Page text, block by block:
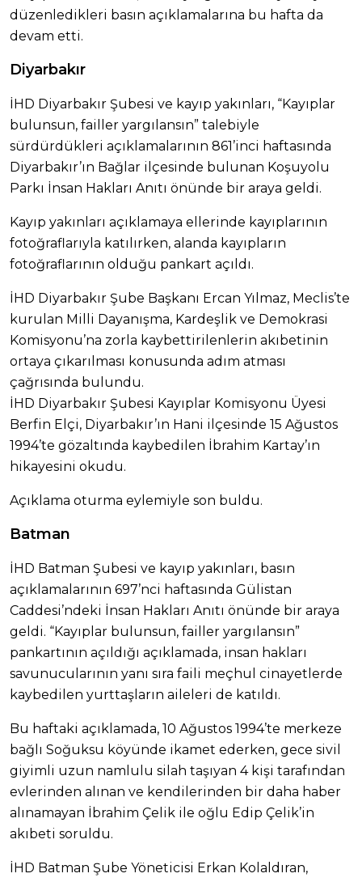
düzenledikleri basın açıklamalarına bu hafta da
devam etti.
Diyarbakır
İHD Diyarbakır Şubesi ve kayıp yakınları, “Kayıplar
bulunsun, failler yargılansın” talebiyle
sürdürdükleri açıklamalarının 861’inci haftasında
Diyarbakır’ın Bağlar ilçesinde bulunan Koşuyolu
Parkı İnsan Hakları Anıtı önünde bir araya geldi.
Kayıp yakınları açıklamaya ellerinde kayıplarının
fotoğraflarıyla katılırken, alanda kayıpların
fotoğraflarının olduğu pankart açıldı.
İHD Diyarbakır Şube Başkanı Ercan Yılmaz, Meclis’te
kurulan Milli Dayanışma, Kardeşlik ve Demokrasi
Komisyonu’na zorla kaybettirilenlerin akıbetinin
ortaya çıkarılması konusunda adım atması
çağrısında bulundu.
İHD Diyarbakır Şubesi Kayıplar Komisyonu Üyesi
Berfin Elçi, Diyarbakır’ın Hani ilçesinde 15 Ağustos
1994’te gözaltında kaybedilen İbrahim Kartay’ın
hikayesini okudu.
Açıklama oturma eylemiyle son buldu.
Batman
İHD Batman Şubesi ve kayıp yakınları, basın
açıklamalarının 697’nci haftasında Gülistan
Caddesi’ndeki İnsan Hakları Anıtı önünde bir araya
geldi. “Kayıplar bulunsun, failler yargılansın”
pankartının açıldığı açıklamada, insan hakları
savunucularının yanı sıra faili meçhul cinayetlerde
kaybedilen yurttaşların aileleri de katıldı.
Bu haftaki açıklamada, 10 Ağustos 1994’te merkeze
bağlı Soğuksu köyünde ikamet ederken, gece sivil
giyimli uzun namlulu silah taşıyan 4 kişi tarafından
evlerinden alınan ve kendilerinden bir daha haber
alınamayan İbrahim Çelik ile oğlu Edip Çelik’in
akıbeti soruldu.
İHD Batman Şube Yöneticisi Erkan Kolaldıran,